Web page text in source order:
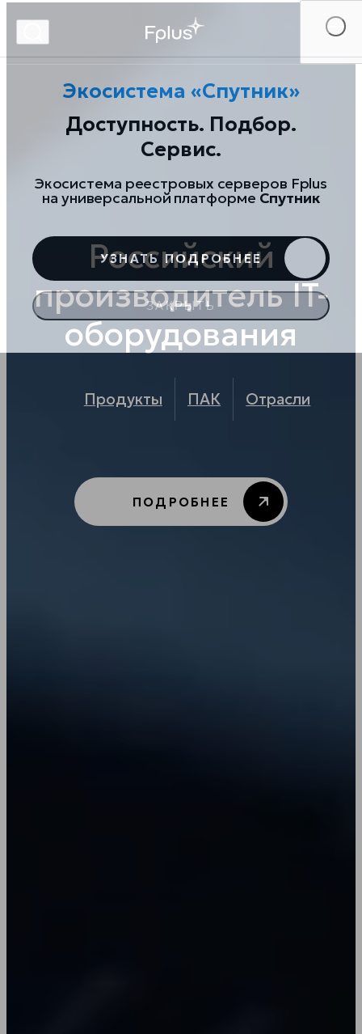
Российский
производитель IT-
оборудования
Продукты ПАК Отрасли
ПОДРОБНЕЕ
Экосистема «Спутник»
Доступность. Подбор.
Сервис.
на универсальной платформе